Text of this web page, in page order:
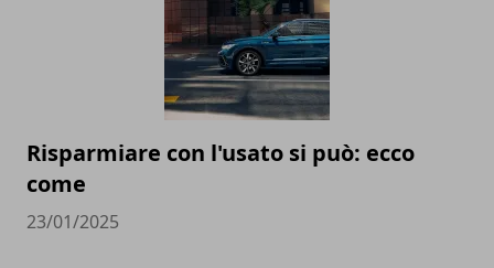
Risparmiare con l'usato si può: ecco
come
23/01/2025